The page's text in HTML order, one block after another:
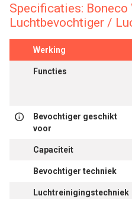
Specificaties: Boneco
Luchtbevochtiger /
Werking
Functies
Bevochtiger geschikt
voor
Capaciteit
Bevochtiger techniek
Luchtreinigingstechniek